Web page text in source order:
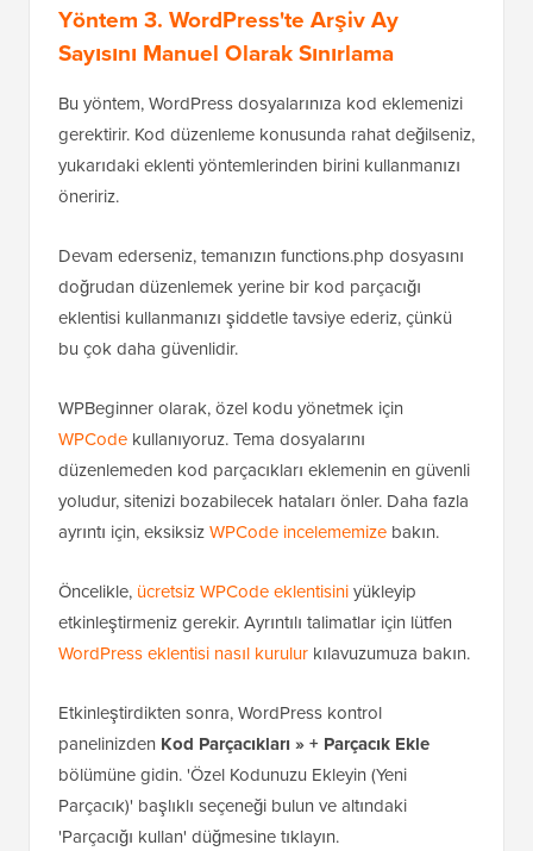
Yöntem 3. WordPress'te Arşiv Ay
Sayısını Manuel Olarak Sınırlama
Bu yöntem, WordPress dosyalarınıza kod eklemenizi
gerektirir. Kod düzenleme konusunda rahat değilseniz,
yukarıdaki eklenti yöntemlerinden birini kullanmanızı
öneririz.
Devam ederseniz, temanızın functions.php dosyasını
doğrudan düzenlemek yerine bir kod parçacığı
eklentisi kullanmanızı şiddetle tavsiye ederiz, çünkü
bu çok daha güvenlidir.
WPBeginner olarak, özel kodu yönetmek için
WPCode kullanıyoruz. Tema dosyalarını
düzenlemeden kod parçacıkları eklemenin en güvenli
yoludur, sitenizi bozabilecek hataları önler. Daha fazla
ayrıntı için, eksiksizWPCode incelememize bakın.
Öncelikle, ücretsiz WPCode eklentisiniyükleyip
etkinleştirmeniz gerekir. Ayrıntılı talimatlar için lütfen
WordPress eklentisi nasıl kurulur kılavuzumuza bakın.
Etkinleştirdikten sonra, WordPress kontrol
panelinizden Kod Parçacıkları » + Parçacık Ekle
bölümüne gidin. 'Özel Kodunuzu Ekleyin (Yeni
Parçacık)' başlıklı seçeneği bulun ve altındaki
'Parçacığı kullan' düğmesine tıklayın.